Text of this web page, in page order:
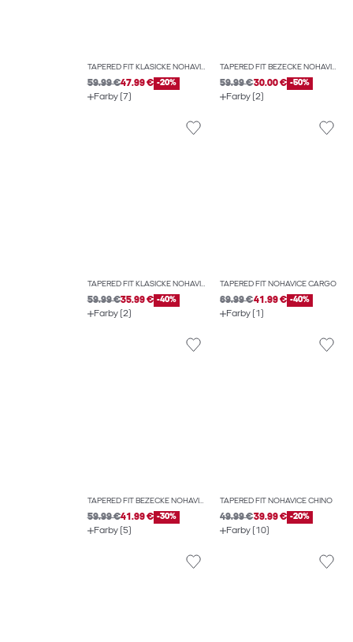
TAPERED FIT KLASICKÉ NOHAVICE
59.99 €47.99 € -20%
Farby (7)
TAPERED FIT BEŽECKÉ NOHAVICE
59.99 €30.00 € -50%
Farby (2)
TAPERED FIT KLASICKÉ NOHAVICE
59.99 €35.99 € -40%
Farby (2)
TAPERED FIT NOHAVICE CARGO
69.99 €41.99 € -40%
Farby (1)
TAPERED FIT BEŽECKÉ NOHAVICE
59.99 €41.99 € -30%
Farby (5)
TAPERED FIT NOHAVICE CHINO
49.99 €39.99 € -20%
Farby (10)